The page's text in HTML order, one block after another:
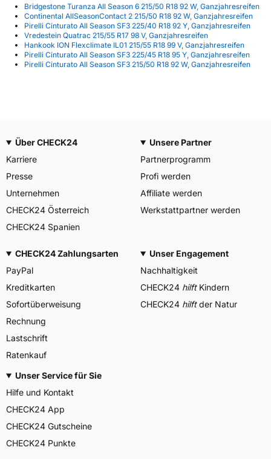
Bridgestone Turanza All Season 6 215/50 R18 92 W, Ganzjahresreifen
Continental AllSeasonContact 2 215/50 R18 92 W, Ganzjahresreifen
Pirelli Cinturato All Season SF3 225/40 R18 92 Y, Ganzjahresreifen
Vredestein Quatrac 215/55 R17 98 V, Ganzjahresreifen
Hankook ION Flexclimate IL01 215/55 R18 99 V, Ganzjahresreifen
Pirelli Cinturato All Season SF3 225/45 R18 95 Y, Ganzjahresreifen
Pirelli Cinturato All Season SF3 215/50 R18 92 W, Ganzjahresreifen
Über CHECK24
Karriere
Presse
Unternehmen
CHECK24 Österreich
CHECK24 Spanien
Unsere Partner
Partnerprogramm
Profi werden
Affiliate werden
Werkstattpartner werden
CHECK24 Zahlungsarten
PayPal
Kreditkarten
Sofortüberweisung
Rechnung
Lastschrift
Ratenkauf
Unser Engagement
Nachhaltigkeit
CHECK24 hilftKindern
CHECK24 hilftder Natur
Unser Service für Sie
Hilfe und Kontakt
CHECK24 App
CHECK24 Gutscheine
CHECK24 Punkte